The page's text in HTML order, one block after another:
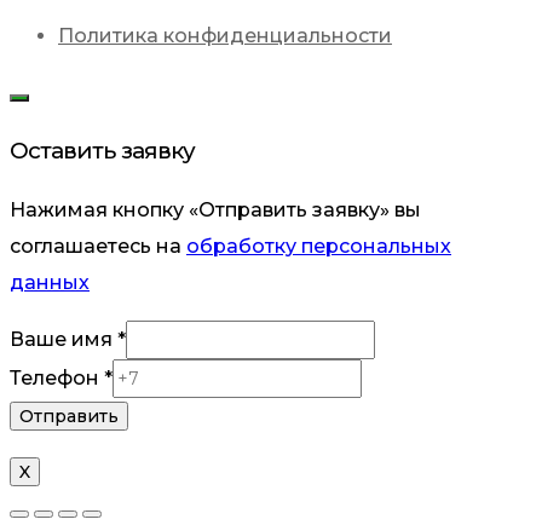
Политика конфиденциальности
Оставить заявку
Нажимая кнопку «Отправить заявку» вы
соглашаетесь на обработку персональных
данных
Телефон
Ваше
Ваше имя *
Телефон *
Отправить
X